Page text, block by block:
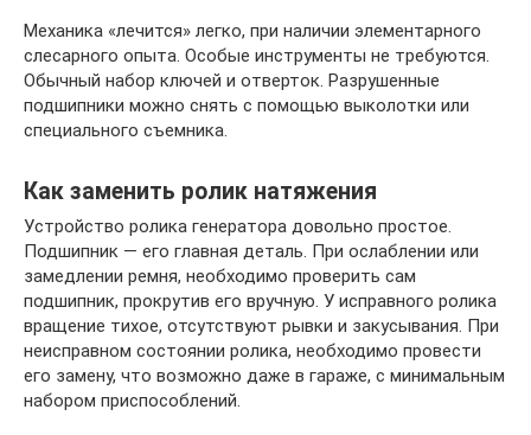
Механика «лечится» легко, при наличии элементарного
слесарного опыта. Особые инструменты не требуются.
Обычный набор ключей и отверток. Разрушенные
подшипники можно снять с помощью выколотки или
специального съемника.
Как заменить ролик натяжения
Устройство ролика генератора довольно простое.
Подшипник — его главная деталь. При ослаблении или
замедлении ремня, необходимо проверить сам
подшипник, прокрутив его вручную. У исправного ролика
вращение тихое, отсутствуют рывки и закусывания. При
неисправном состоянии ролика, необходимо провести
его замену, что возможно даже в гараже, с минимальным
набором приспособлений.